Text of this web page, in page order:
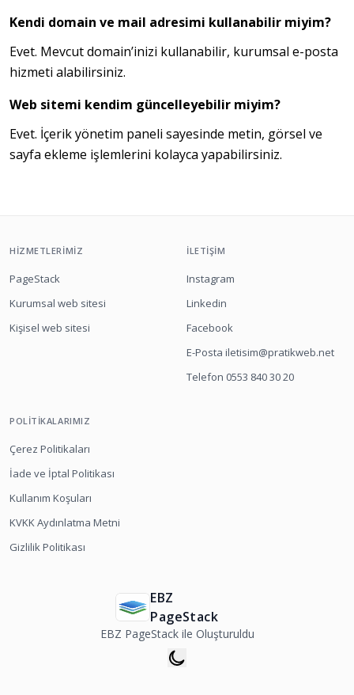
Kendi domain ve mail adresimi kullanabilir miyim?
Evet. Mevcut domain’inizi kullanabilir, kurumsal e-posta
hizmeti alabilirsiniz.
Web sitemi kendim güncelleyebilir miyim?
Evet. İçerik yönetim paneli sayesinde metin, görsel ve
sayfa ekleme işlemlerini kolayca yapabilirsiniz.
HIZMETLERIMIZ
PageStack
Kurumsal web sitesi
Kişisel web sitesi
İLETIŞIM
Instagram
Linkedin
Facebook
E-Posta iletisim@pratikweb.net
Telefon 0553 840 30 20
POLITIKALARIMIZ
Çerez Politikaları
İade ve İptal Politikası
Kullanım Koşuları
KVKK Aydınlatma Metni
Gizlilik Politikası
EBZ
PageStack
EBZ PageStack ile Oluşturuldu